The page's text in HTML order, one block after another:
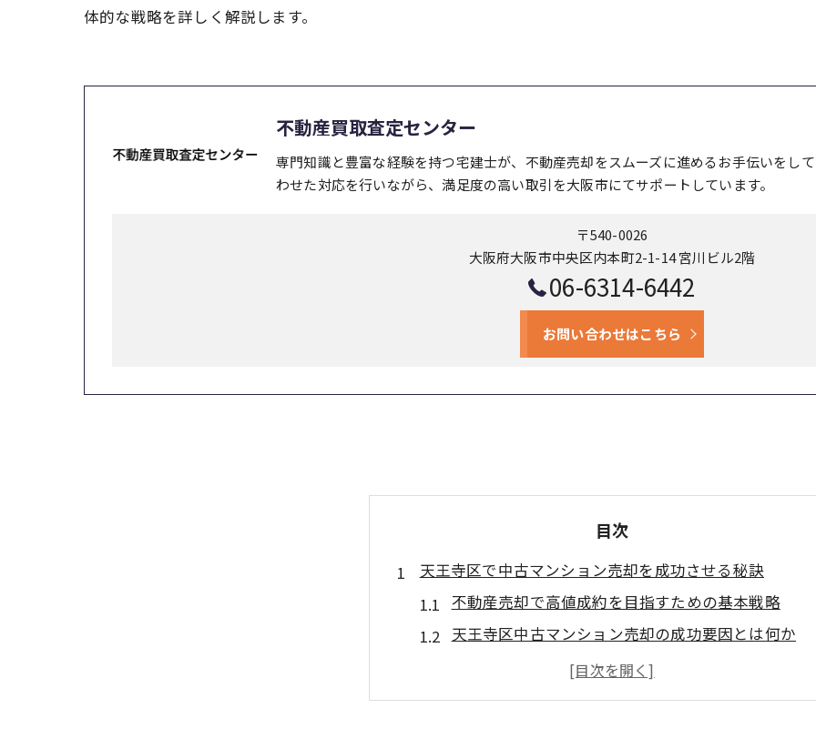
体的な戦略を詳しく解説します。
不動産買取査定センター
専門知識と豊富な経験を持つ宅建士が、不動産売却をスムーズに進めるお手伝いをし
わせた対応を行いながら、満足度の高い取引を大阪市にてサポートしています。
〒540-0026
大阪府大阪市中央区内本町2-1-14 宮川ビル2階
06-6314-6442
お問い合わせはこちら
目次
天王寺区で中古マンション売却を成功させる秘訣
不動産売却で高値成約を目指すための基本戦略
天王寺区中古マンション売却の成功要因とは何か
中古マンションの不動産売却で注意すべきポイント
売却前に知っておきたい不動産売却の流れ